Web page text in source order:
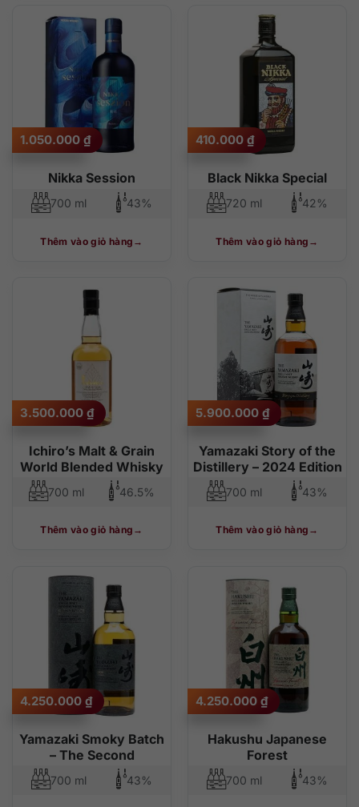
Nikka Session
1.050.000 ₫
700 ml 43%
Thêm vào giỏ hàng
Black Nikka Special
410.000 ₫
720 ml 42%
Thêm vào giỏ hàng
Ichiro’s Malt & Grain
World Blended Whisky
3.500.000 ₫
700 ml 46.5%
Thêm vào giỏ hàng
Yamazaki Story of the
Distillery – 2024 Edition
5.900.000 ₫
700 ml 43%
Thêm vào giỏ hàng
Yamazaki Smoky Batch
– The Second
4.250.000 ₫
700 ml 43%
Hakushu Japanese
Forest
4.250.000 ₫
700 ml 43%